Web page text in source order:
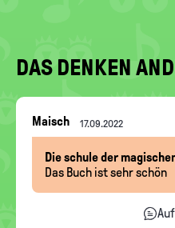
DAS DENKEN
Nachrichten-
Thread
Maisch 17.09.2022
Die schule der
Das Buch ist sehr schön